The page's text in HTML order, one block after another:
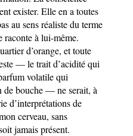
exister. Elle en a toutes
au sens réaliste du terme
raconte à lui-même.
d’orange, et toute
— le trait d’acidité qui
volatile qui
de bouche — ne serait, à
d’interprétations de
cerveau, sans
jamais présent.